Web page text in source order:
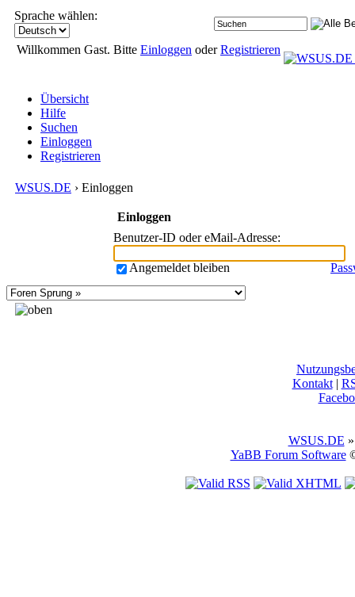
Sprache wählen:
Willkommen Gast. Bitte Einloggen oderRegistrieren
Übersicht
Hilfe
Suchen
Einloggen
Registrieren
WSUS.DE › Einloggen
Einloggen
Benutzer-ID oder eMail-Adresse:
Angemeldet bleiben
Kontakt|
WSUS.DE
YaBB Forum Software©